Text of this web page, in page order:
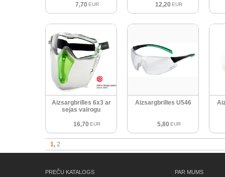
7,70 EUR 12,20 EUR
Aizsargbrilles 6x3 ar
sejas vairogu
16,70 EUR
Aizsargbrilles U546
5,80 EUR
1 2
PREČU KATALOGS
PAR MUMS